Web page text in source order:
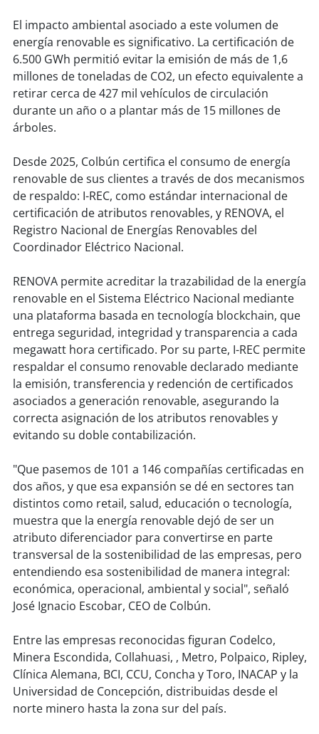
soychiloé
El impacto ambiental asociado a este volumen de
energía renovable es significativo. La certificación de
6.500 GWh permitió evitar la emisión de más de 1,6
millones de toneladas de CO2, un efecto equivalente a
retirar cerca de 427 mil vehículos de circulación
durante un año o a plantar más de 15 millones de
árboles.
Desde 2025, Colbún certifica el consumo de energía
renovable de sus clientes a través de dos mecanismos
de respaldo: I-REC, como estándar internacional de
certificación de atributos renovables, y RENOVA, el
Registro Nacional de Energías Renovables del
Coordinador Eléctrico Nacional.
RENOVA permite acreditar la trazabilidad de la energía
renovable en el Sistema Eléctrico Nacional mediante
una plataforma basada en tecnología blockchain, que
entrega seguridad, integridad y transparencia a cada
megawatt hora certificado. Por su parte, I-REC permite
respaldar el consumo renovable declarado mediante
la emisión, transferencia y redención de certificados
asociados a generación renovable, asegurando la
correcta asignación de los atributos renovables y
evitando su doble contabilización.
"Que pasemos de 101 a 146 compañías certificadas en
dos años, y que esa expansión se dé en sectores tan
distintos como retail, salud, educación o tecnología,
muestra que la energía renovable dejó de ser un
atributo diferenciador para convertirse en parte
transversal de la sostenibilidad de las empresas, pero
entendiendo esa sostenibilidad de manera integral:
económica, operacional, ambiental y social", señaló
José Ignacio Escobar, CEO de Colbún.
Entre las empresas reconocidas figuran Codelco,
Minera Escondida, Collahuasi, , Metro, Polpaico, Ripley,
Clínica Alemana, BCI, CCU, Concha y Toro, INACAP y la
Universidad de Concepción, distribuidas desde el
norte minero hasta la zona sur del país.